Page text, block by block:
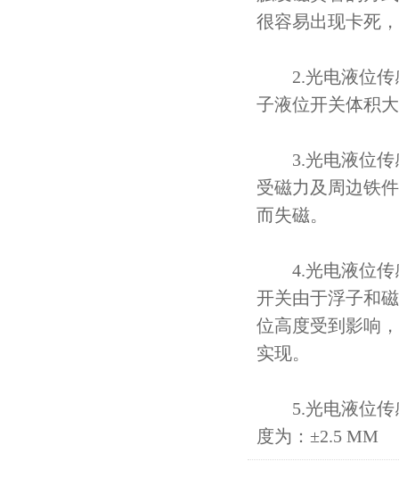
很容易出现卡死
2.光电液位传
子液位开关体积
3.光电液位传
受磁力及周边铁
而失磁。
4.光电液位传
开关由于浮子和
位高度受到影响
实现。
5.光电液位传
度为：±2.5 MM